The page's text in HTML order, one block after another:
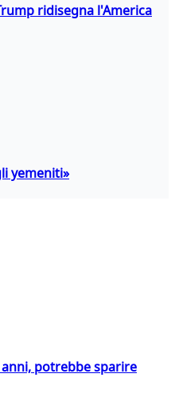
ridisegna l'America
yemeniti»
potrebbe sparire